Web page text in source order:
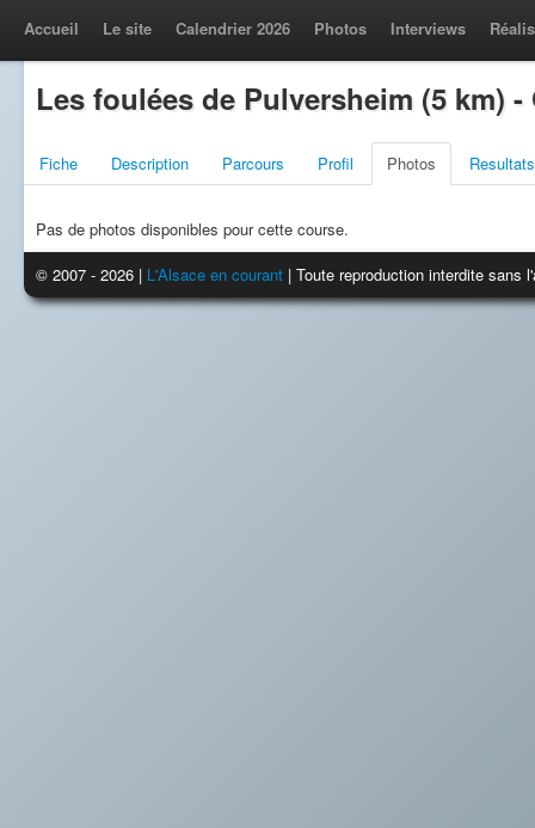
Accueil Le site Calendrier 2026 Photos Interviews
Les foulées de Pulversheim (5 km)
Fiche Description Parcours Profil Photos Resultats
Pas de photos disponibles pour cette course.
© 2007 - 2026 | L'Alsace en courant | Toute reproduction interdite sans